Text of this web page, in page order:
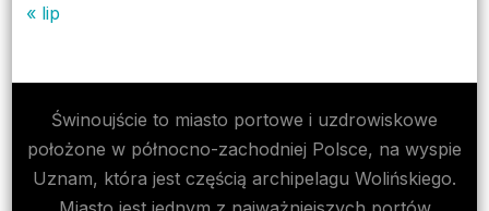
« lip
Świnoujście to miasto portowe i uzdrowiskowe
położone w północno-zachodniej Polsce, na wyspie
Uznam, która jest częścią archipelagu Wolińskiego.